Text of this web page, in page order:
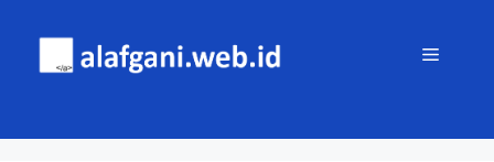
content
MENU